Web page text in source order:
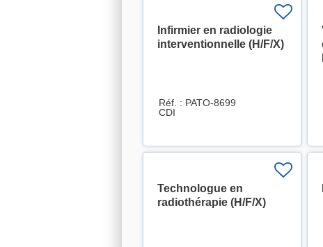
Infirmier en radiologie
interventionnelle (H/F/X)
Réf. : PATO-8699
CDI
Technologue en
radiothérapie (H/F/X)